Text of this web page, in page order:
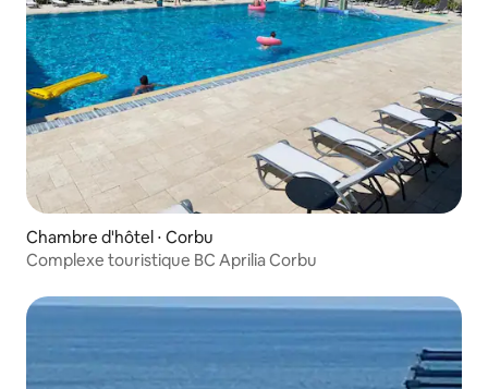
Chambre d'hôtel ⋅ Corbu
Complexe touristique BC Aprilia Corbu